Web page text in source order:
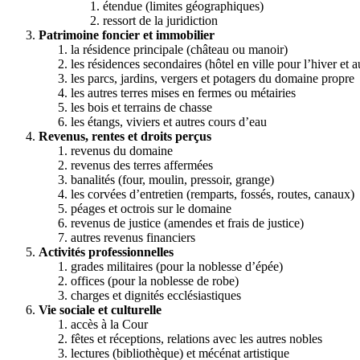
étendue (limites géographiques)
ressort de la juridiction
Patrimoine foncier et immobilier
la résidence principale (château ou manoir)
les résidences secondaires (hôtel en ville pour l’hiver et
les parcs, jardins, vergers et potagers du domaine propre
les autres terres mises en fermes ou métairies
les bois et terrains de chasse
les étangs, viviers et autres cours d’eau
Revenus, rentes et droits perçus
revenus du domaine
revenus des terres affermées
banalités (four, moulin, pressoir, grange)
les corvées d’entretien (remparts, fossés, routes, canaux)
péages et octrois sur le domaine
revenus de justice (amendes et frais de justice)
autres revenus financiers
Activités professionnelles
grades militaires (pour la noblesse d’épée)
offices (pour la noblesse de robe)
charges et dignités ecclésiastiques
Vie sociale et culturelle
accès à la Cour
fêtes et réceptions, relations avec les autres nobles
lectures (bibliothèque) et mécénat artistique